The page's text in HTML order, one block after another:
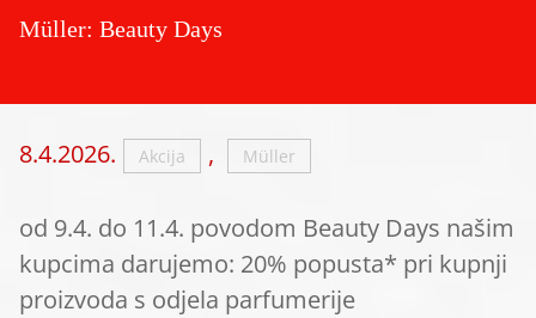
Müller: Beauty Days
8.4.2026. Akcija , Müller
od 9.4. do 11.4. povodom Beauty Days našim
kupcima darujemo: 20% popusta* pri kupnji
proizvoda s odjela parfumerije